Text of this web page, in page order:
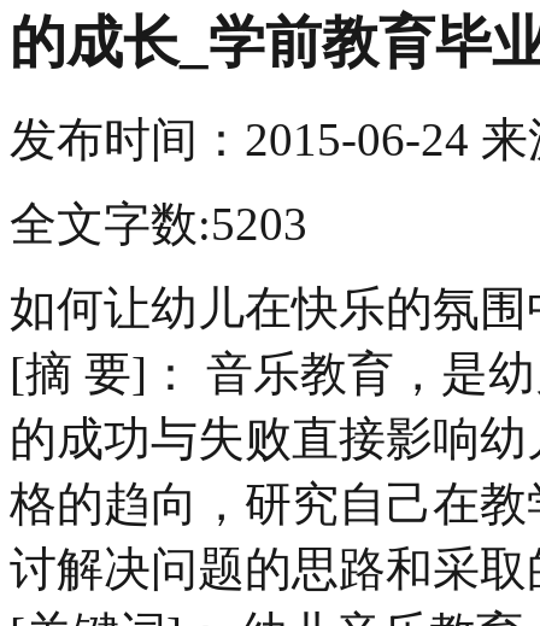
的成长_学前教育毕
发布时间： 2015-06-24 来
全文字数:5203
如何让幼儿在快乐的氛
[摘 要]： 音乐教育，是
的成功与失败直接影响
格的趋向，研究自己在
讨解决问题的思路和采